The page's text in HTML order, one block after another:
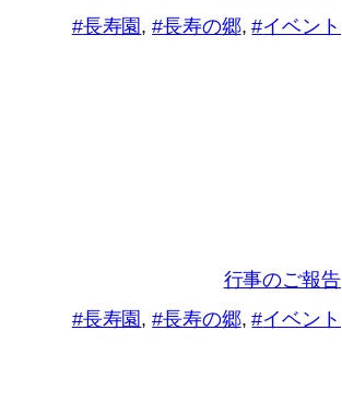
長寿園, 長寿の郷, イベント
行事のご報告
長寿園, 長寿の郷, イベント